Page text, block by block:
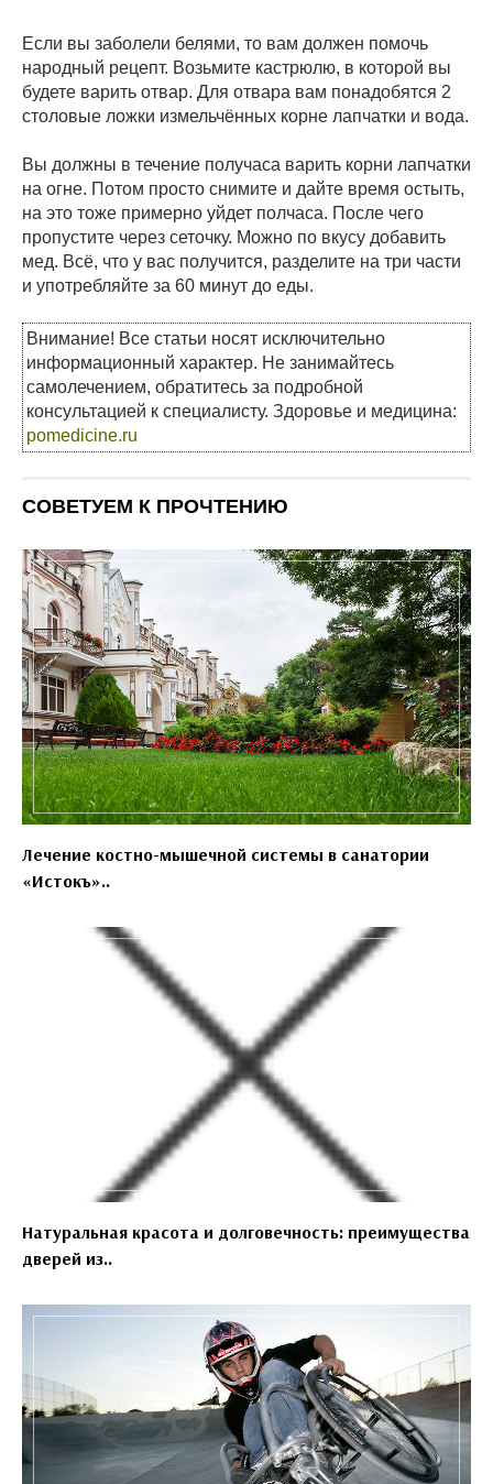
Если вы заболели белями, то вам должен помочь
народный рецепт. Возьмите кастрюлю, в которой вы
будете варить отвар. Для отвара вам понадобятся 2
столовые ложки измельчённых корне лапчатки и вода.
Вы должны в течение получаса варить корни лапчатки
на огне. Потом просто снимите и дайте время остыть,
на это тоже примерно уйдет полчаса. После чего
пропустите через сеточку. Можно по вкусу добавить
мед. Всё, что у вас получится, разделите на три части
и употребляйте за 60 минут до еды.
Внимание! Все статьи носят исключительно
информационный характер. Не занимайтесь
самолечением, обратитесь за подробной
консультацией к специалисту. Здоровье и медицина:
pomedicine.ru
СОВЕТУЕМ К ПРОЧТЕНИЮ
Лечение костно-мышечной системы в санатории
«Истокъ»..
Натуральная красота и долговечность: преимущества
дверей из..